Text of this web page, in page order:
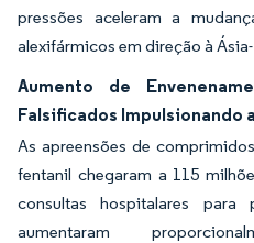
pressões aceleram a
alexifármicos em direção à
Aumento de
Falsificados Impulsionando
As apreensões de
fentanil chegaram a 115
consultas hospitalares
aumentaram